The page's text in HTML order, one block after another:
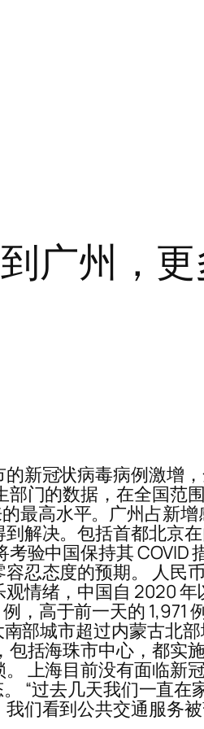
广州，
新冠状病毒病例激增
门的数据，在全国范
最高水平。广州占新
解决。包括首都北京
验中国保持其
忍态度的预期。 人民
情绪，中国自 2020
，高于前一天的
部城市超过内蒙古北
括海珠市中心，都实
上海目前没有面临新
“过去几天我们一直在
们看到公共交通服务